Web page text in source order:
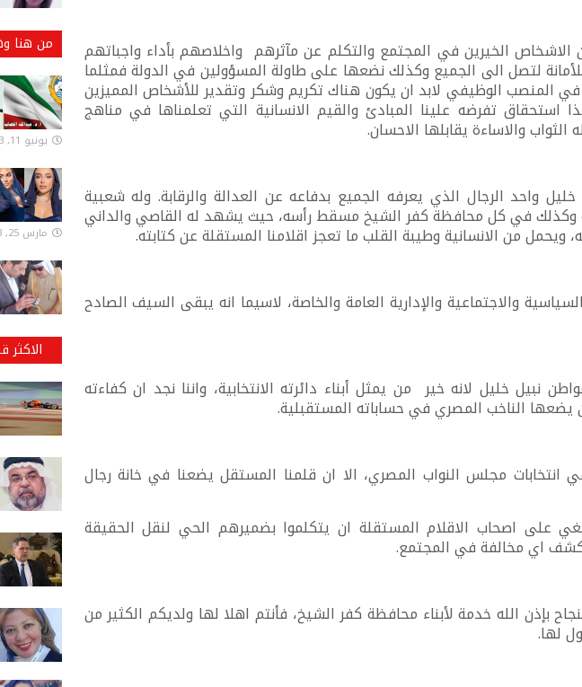
الاشخاص الخيرين في المجتمع والتكلم عن مآثرهم واخلاصهم بأداء واجباتهم
لتصل الى الجميع وكذلك نضعها على طاولة المسؤولين في الدولة فمثلما
المنصب الوظيفي لابد ان يكون هناك تكريم وشكر وتقدير للأشخاص المميزين
استحقاق تفرضه علينا المبادئ والقيم الانسانية التي تعلمناها في مناهج
الثواب والاساءة يقابلها الاحسان.
واحد الرجال الذي يعرفه الجميع بدفاعه عن العدالة والرقابة. وله شعبية
وكذلك في كل محافظة كفر الشيخ مسقط رأسه، حيث يشهد له القاصي والداني
ويحمل من الانسانية وطيبة القلب ما تعجز اقلامنا المستقلة عن كتابته.
والاجتماعية والإدارية العامة والخاصة، لاسيما انه يبقى السيف الصادح
نبيل خليل لانه خير من يمثل أبناء دائرته الانتخابية، واننا نجد ان كفاءته
يضعها الناخب المصري في حساباته المستقبلية.
في انتخابات مجلس النواب المصري، الا ان قلمنا المستقل يضعنا في خانة رجال
على اصحاب الاقلام المستقلة ان يتكلموا بضميرهم الحي لنقل الحقيقة
اي مخالفة في المجتمع.
بإذن الله خدمة لأبناء محافظة كفر الشيخ، فأنتم اهلا لها ولديكم الكثير من
لها.
من هنا
يونيو 11, 2023
مارس 25, 2023
الاكثر